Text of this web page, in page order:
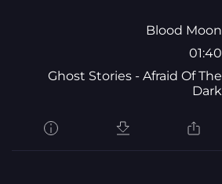
Blood Moon
01:40
Ghost Stories - Afraid Of The
Dark